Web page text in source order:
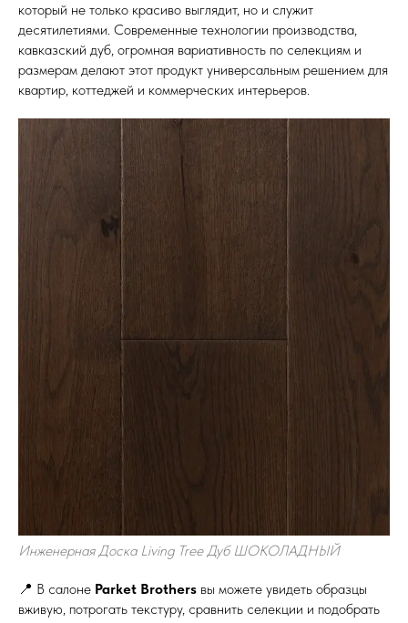
который не только красиво выглядит, но и служит
десятилетиями. Современные технологии производства,
кавказский дуб, огромная вариативность по селекциям и
размерам делают этот продукт универсальным решением для
квартир, коттеджей и коммерческих интерьеров.
Инженерная Доска Living Tree Дуб ШОКОЛАДНЫЙ
📍 В салоне Parket Brothers вы можете увидеть образцы
вживую, потрогать текстуру, сравнить селекции и подобрать